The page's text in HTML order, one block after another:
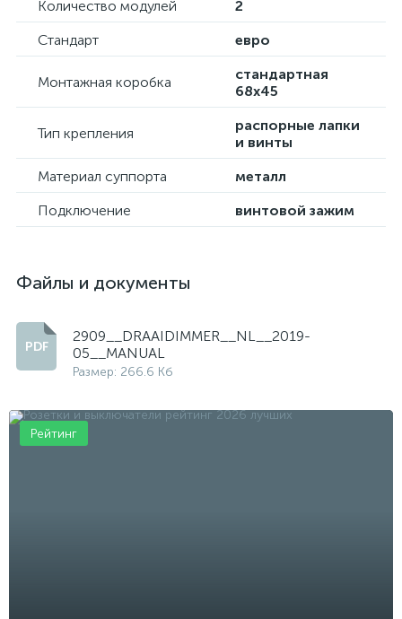
Количество модулей
2
Стандарт
евро
Монтажная коробка
стандартная
68х45
Тип крепления
распорные лапки
и винты
Материал суппорта
металл
Подключение
винтовой зажим
Файлы и документы
2909__DRAAIDIMMER__NL__2019-
05__MANUAL
Размер: 266.6 Кб
Рейтинг